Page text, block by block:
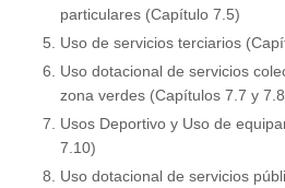
particulares (Capítulo 7.5)
Uso de servicios terciarios
Uso dotacional de servicios
zona verdes (Capítulos 7.7 y
Usos Deportivo y Uso de
7.10)
Uso dotacional de servicios